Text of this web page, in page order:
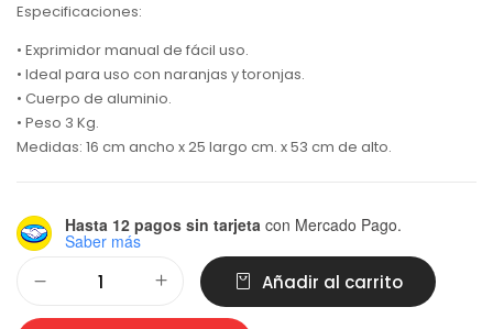
Especificaciones:
• Exprimidor manual de fácil uso.
• Ideal para uso con naranjas y toronjas.
• Cuerpo de aluminio.
• Peso 3 Kg.
Medidas: 16 cm ancho x 25 largo cm. x 53 cm de alto.
Hasta 12 pagos sin tarjeta con Mercado Pago.
Saber más
Añadir al carrito